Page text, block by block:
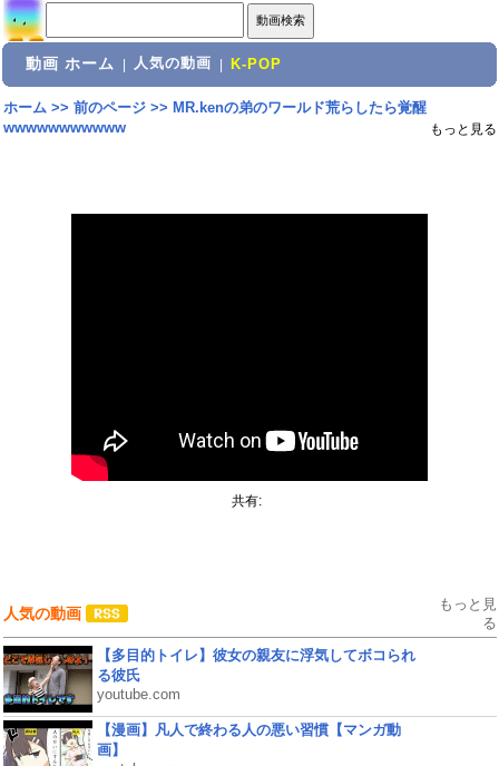
動画 ホーム 人気の動画 K-POP
ホーム>> 前のページ>> MR.kenの弟のワールド荒らしたら覚醒
wwwwwwwwwww
もっと見る
共有:
人気の動画
もっと見
る
【多目的トイレ】彼女の親友に浮気してボコられ
る彼氏
youtube.com
【漫画】凡人で終わる人の悪い習慣【マンガ動
画】